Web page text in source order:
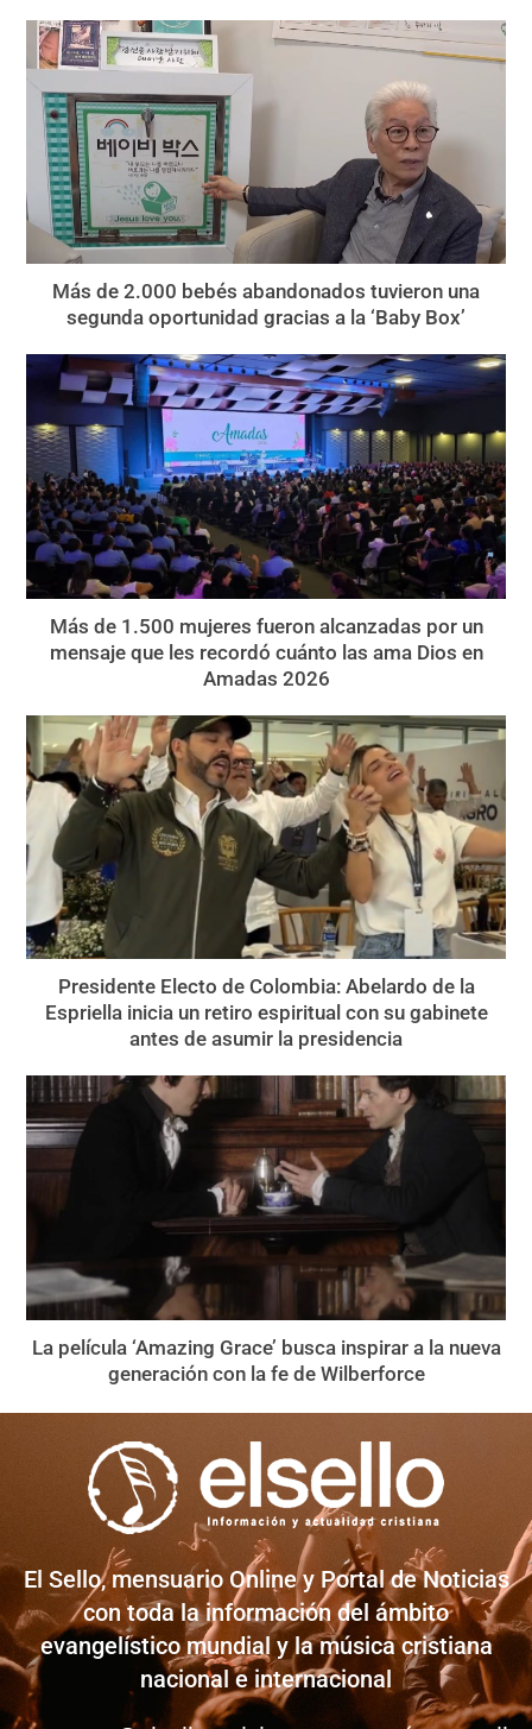
Más de 2.000 bebés abandonados tuvieron una
segunda oportunidad gracias a la ‘Baby Box’
Más de 1.500 mujeres fueron alcanzadas por un
mensaje que les recordó cuánto las ama Dios en
Amadas 2026
Presidente Electo de Colombia: Abelardo de la
Espriella inicia un retiro espiritual con su gabinete
antes de asumir la presidencia
La película ‘Amazing Grace’ busca inspirar a la nueva
generación con la fe de Wilberforce
El Sello, mensuario Online y Portal de Noticias
con toda la información del ámbito
evangelístico mundial y la música cristiana
nacional e internacional